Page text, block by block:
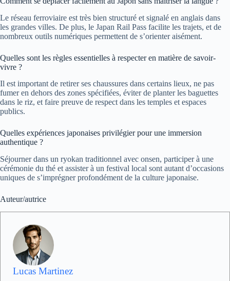
Le réseau ferroviaire est très bien structuré et signalé en anglais dans
les grandes villes. De plus, le Japan Rail Pass facilite les trajets, et de
nombreux outils numériques permettent de s’orienter aisément.
Quelles sont les règles essentielles à respecter en matière de savoir-
vivre ?
Il est important de retirer ses chaussures dans certains lieux, ne pas
fumer en dehors des zones spécifiées, éviter de planter les baguettes
dans le riz, et faire preuve de respect dans les temples et espaces
publics.
Quelles expériences japonaises privilégier pour une immersion
authentique ?
Séjourner dans un ryokan traditionnel avec onsen, participer à une
cérémonie du thé et assister à un festival local sont autant d’occasions
uniques de s’imprégner profondément de la culture japonaise.
Auteur/autrice
Lucas Martinez